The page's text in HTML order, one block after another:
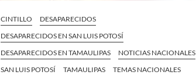
CINTILLO
DESAPARECIDOS
DESAPARECIDOS EN SAN LUIS POTOSÍ
DESAPARECIDOS EN TAMAULIPAS
NOTICIAS NACIONALES
SAN LUIS POTOSÍ
TAMAULIPAS TEMAS NACIONALES